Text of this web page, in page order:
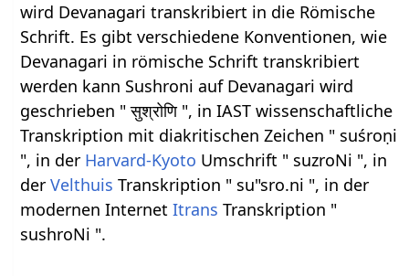
wird Devanagari transkribiert in die Römische
Schrift. Es gibt verschiedene Konventionen, wie
Devanagari in römische Schrift transkribiert
werden kann Sushroni auf Devanagari wird
geschrieben " सुश्रोणि ", in IAST wissenschaftliche
Transkription mit diakritischen Zeichen " suśroṇi
", in der Harvard-Kyoto Umschrift " suzroNi ", in
derVelthuis Transkription " su"sro.ni ", in der
modernen InternetItrans Transkription "
sushroNi ".